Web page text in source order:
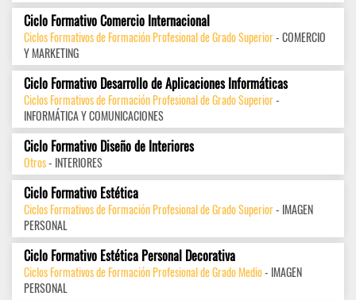
Ciclo Formativo Comercio Internacional
Ciclos Formativos de Formación Profesional de Grado Superior- COMERCIO
Y MARKETING
Ciclo Formativo Desarrollo de Aplicaciones Informáticas
Ciclos Formativos de Formación Profesional de Grado Superior-
INFORMÁTICA Y COMUNICACIONES
Ciclo Formativo Diseño de Interiores
Otros- INTERIORES
Ciclo Formativo Estética
Ciclos Formativos de Formación Profesional de Grado Superior- IMAGEN
PERSONAL
Ciclo Formativo Estética Personal Decorativa
Ciclos Formativos de Formación Profesional de Grado Medio- IMAGEN
PERSONAL